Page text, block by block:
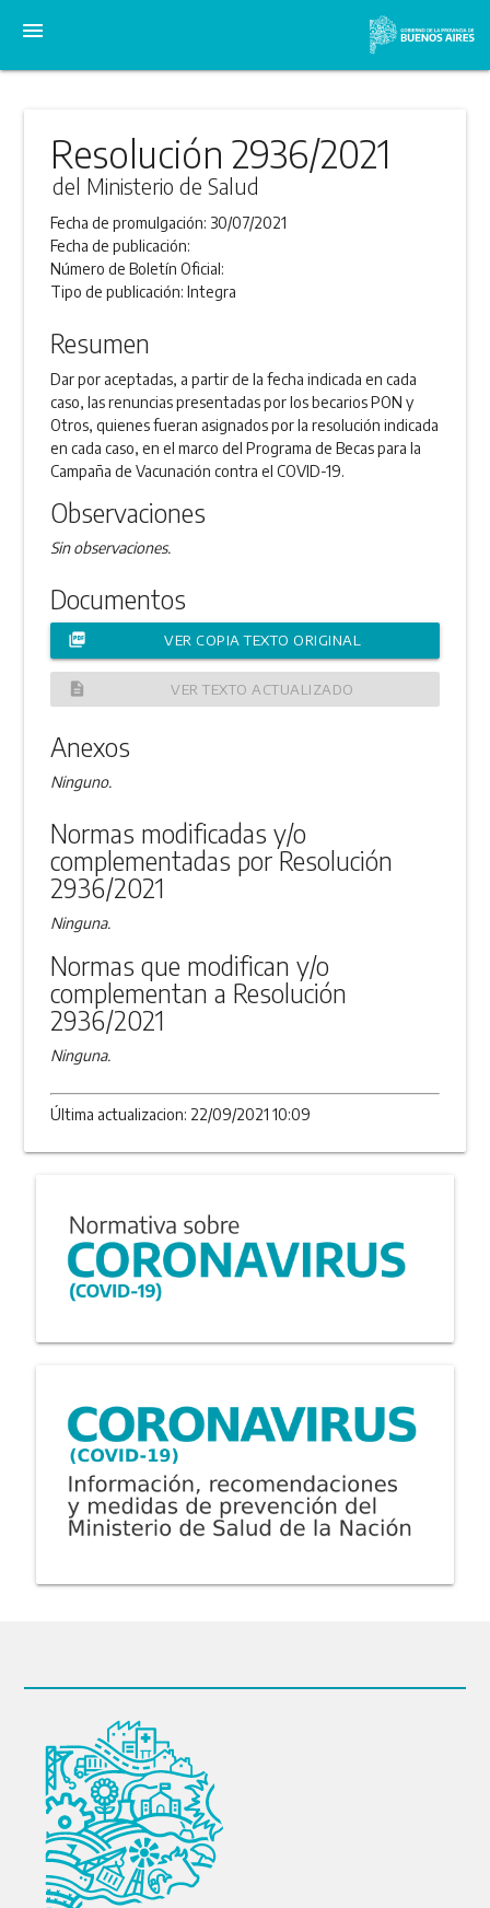
menu
Resolución 2936/2021
del Ministerio de Salud
Fecha de promulgación: 30/07/2021
Fecha de publicación:
Número de Boletín Oficial:
Tipo de publicación:Integra
Resumen
Dar por aceptadas, a partir de la fecha indicada en cada
caso, las renuncias presentadas por los becarios PON y
Otros, quienes fueran asignados por la resolución indicada
en cada caso, en el marco del Programa de Becas para la
Campaña de Vacunación contra el COVID-19.
Observaciones
Sin observaciones.
Documentos
picture_as_pdf VER COPIA TEXTO ORIGINAL
description VER TEXTO ACTUALIZADO
Anexos
Ninguno.
Normas modificadas y/o
complementadas por Resolución
2936/2021
Ninguna.
Normas que modifican y/o
complementan a Resolución
2936/2021
Ninguna.
Última actualizacion: 22/09/2021 10:09